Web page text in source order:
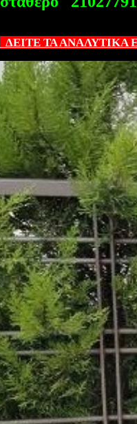
ΔΕΙΤΕ ΤΑ ΑΝΑΛΥΤΙΚΑ